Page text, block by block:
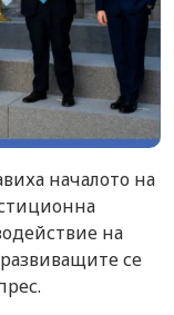
началото на
на
се